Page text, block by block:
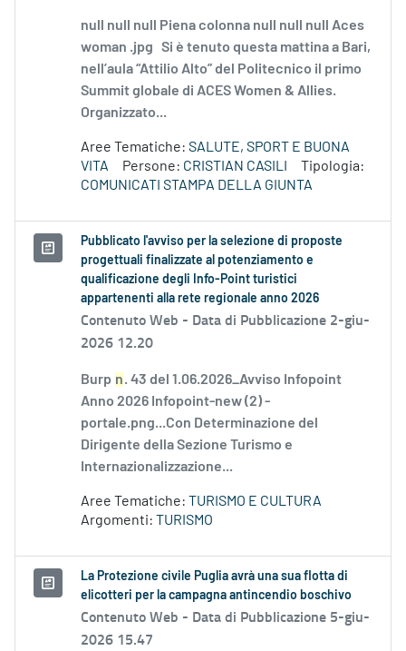
null null null Piena colonna null null null Aces
woman .jpg Si è tenuto questa mattina a Bari,
nell’aula “Attilio Alto” del Politecnico il primo
Summit globale di ACES Women & Allies.
Organizzato...
Aree Tematiche: SALUTE, SPORT E BUONA
VITA
Persone: CRISTIAN CASILI
Tipologia:
COMUNICATI STAMPA DELLA GIUNTA
Pubblicato l'avviso per la selezione di proposte
progettuali finalizzate al potenziamento e
qualificazione degli Info-Point turistici
appartenenti alla rete regionale anno 2026
Contenuto Web - Data di Pubblicazione 2-giu-
2026 12.20
Burp n. 43 del 1.06.2026_Avviso Infopoint
Anno 2026 Infopoint-new (2) -
portale.png...Con Determinazione del
Dirigente della Sezione Turismo e
Internazionalizzazione...
Aree Tematiche: TURISMO E CULTURA
Argomenti: TURISMO
La Protezione civile Puglia avrà una sua flotta di
elicotteri per la campagna antincendio boschivo
Contenuto Web - Data di Pubblicazione 5-giu-
2026 15.47